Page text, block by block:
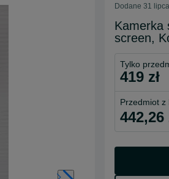
Dodane 31
Kamerka
screen,
Tylko
419 zł
Przedmiot z
442,26